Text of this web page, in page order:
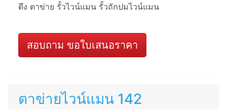
ดึง ตาข่าย รั้วไวน์แมน รั้วถักปมไวน์แมน
สอบถาม ขอใบเสนอราคา
ตาข่ายไวน์แมน 142